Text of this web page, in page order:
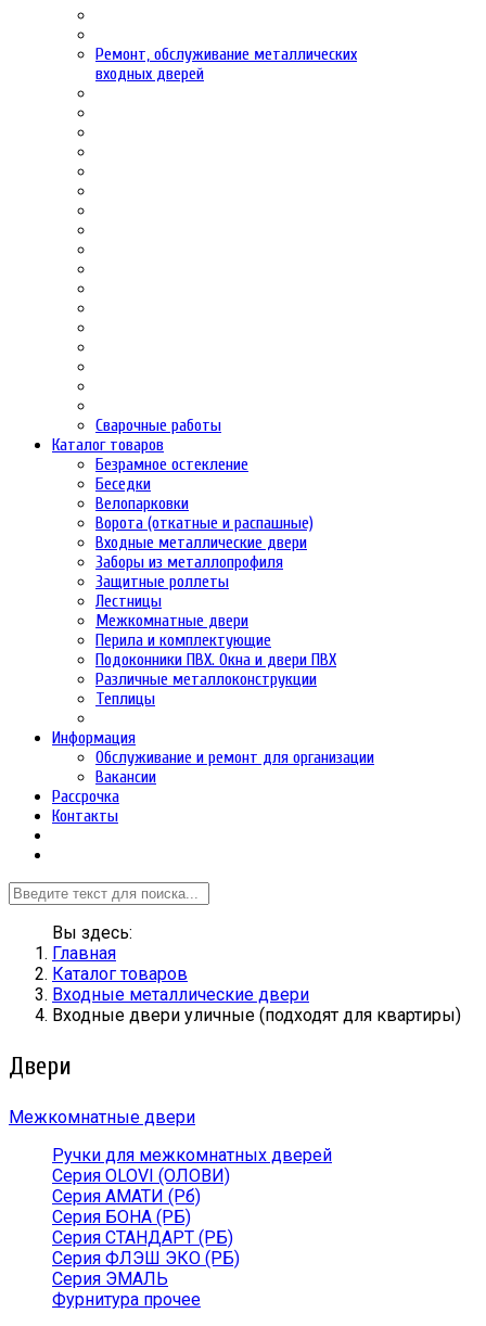
Ремонт, обслуживание металлических
входных дверей
Сварочные работы
Каталог товаров
Безрамное остекление
Беседки
Велопарковки
Ворота (откатные и распашные)
Входные металлические двери
Заборы из металлопрофиля
Защитные роллеты
Лестницы
Межкомнатные двери
Перила и комплектующие
Подоконники ПВХ. Окна и двери ПВХ
Различные металлоконструкции
Теплицы
Информация
Обслуживание и ремонт для организации
Вакансии
Рассрочка
Контакты
Вы здесь:
Главная
Каталог товаров
Входные металлические двери
Входные двери уличные (подходят для квартиры)
Двери
Межкомнатные двери
Ручки для межкомнатных дверей
Серия OLOVI (ОЛОВИ)
Серия АМАТИ (Рб)
Серия БОНА (РБ)
Серия СТАНДАРТ (РБ)
Серия ФЛЭШ ЭКО (РБ)
Серия ЭМАЛЬ
Фурнитура прочее